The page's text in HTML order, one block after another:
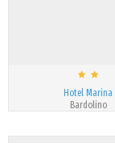
Hotel Marina
Bardolino